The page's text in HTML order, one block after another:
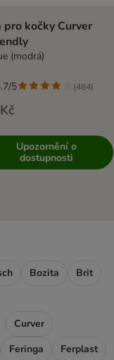
pro kočky Curver
(modrá)
5 (484)
Upozornění o
dostupnosti
Bozita
Brit
Curver
Feringa
Ferplast